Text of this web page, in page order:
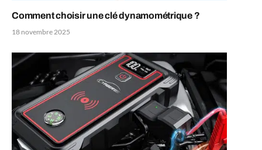
Comment choisir une clé dynamométrique ?
18 novembre 2025